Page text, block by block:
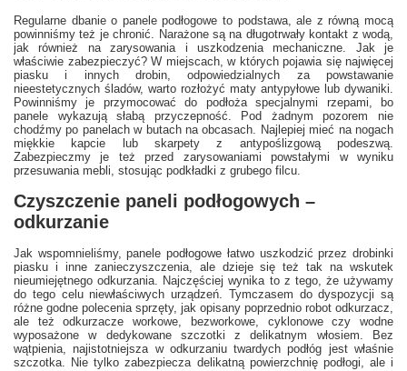
Regularne dbanie o panele podłogowe to podstawa, ale z równą mocą
powinniśmy też je chronić. Narażone są na długotrwały kontakt z wodą,
jak również na zarysowania i uszkodzenia mechaniczne. Jak je
właściwie zabezpieczyć? W miejscach, w których pojawia się najwięcej
piasku i innych drobin, odpowiedzialnych za powstawanie
nieestetycznych śladów, warto rozłożyć maty antypyłowe lub dywaniki.
Powinniśmy je przymocować do podłoża specjalnymi rzepami, bo
panele wykazują słabą przyczepność. Pod żadnym pozorem nie
chodźmy po panelach w butach na obcasach. Najlepiej mieć na nogach
miękkie kapcie lub skarpety z antypoślizgową podeszwą.
Zabezpieczmy je też przed zarysowaniami powstałymi w wyniku
przesuwania mebli, stosując podkładki z grubego filcu.
Czyszczenie paneli podłogowych –
odkurzanie
Jak wspomnieliśmy, panele podłogowe łatwo uszkodzić przez drobinki
piasku i inne zanieczyszczenia, ale dzieje się też tak na wskutek
nieumiejętnego odkurzania. Najczęściej wynika to z tego, że używamy
do tego celu niewłaściwych urządzeń. Tymczasem do dyspozycji są
różne godne polecenia sprzęty, jak opisany poprzednio robot odkurzacz,
ale też odkurzacze workowe, bezworkowe, cyklonowe czy wodne
wyposażone w dedykowane szczotki z delikatnym włosiem. Bez
wątpienia, najistotniejsza w odkurzaniu twardych podłóg jest właśnie
szczotka. Nie tylko zabezpiecza delikatną powierzchnię podłogi, ale i